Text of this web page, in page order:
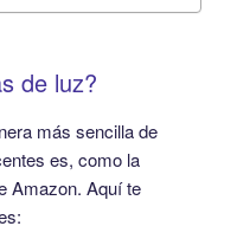
de luz?
más sencilla de
es, como la
Amazon. Aquí te